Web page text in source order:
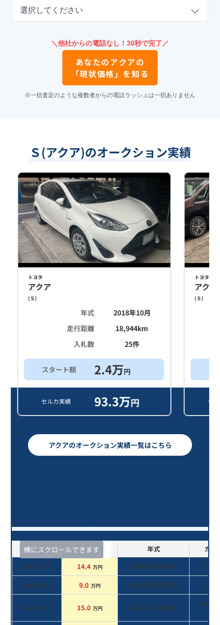
選択してください
＼他社からの電話なし！30秒で完了／
あなたのアクアの
「現状価格」を知る
※一括査定のような複数者からの電話ラッシュは一切ありません
Ｓ(アクア)のオークション実績
トヨタ
アクア
( Ｓ)
年式
2018年10月
走行距離
18,944km
入札数
25件
スタート額 2.4万円
セルカ実績 93.3万円
トヨタ
アクア
( Ｓ)
セ
アクアのオークション実績一覧はこちら
横にスクロールできます
査定時期 セルカ実績 年式
カラ
2026年7月
14.4 万円 2014年 (平成26年)
グレー
2026年6月
9.0 万円 2014年 (平成26年) その他
2026年6月 15.0 万円 2014年 (平成26年)
ホワ